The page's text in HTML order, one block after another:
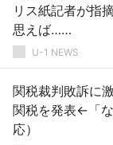
リス紙記者が指
思えば……
U-1 NEWS
関税裁判敗訴に
関税を発表←「
応）